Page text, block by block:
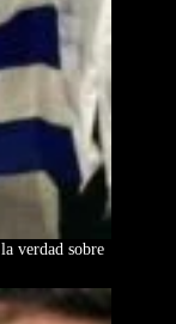
verdad sobre